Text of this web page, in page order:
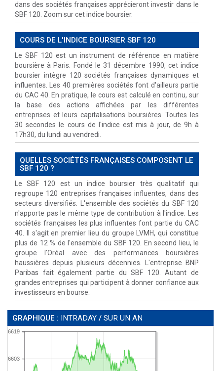
dans des sociétés françaises apprécieront investir dans le
SBF 120. Zoom sur cet indice boursier.
COURS DE L'INDICE BOURSIER SBF 120
Le SBF 120 est un instrument de référence en matière
boursière à Paris. Fondé le 31 décembre 1990, cet indice
boursier intègre 120 sociétés françaises dynamiques et
influentes. Les 40 premières sociétés font d'ailleurs partie
du CAC 40. En pratique, le cours est calculé en continu, sur
la base des actions affichées par les différentes
entreprises et leurs capitalisations boursières. Toutes les
30 secondes le cours de l'indice est mis à jour, de 9h à
17h30, du lundi au vendredi.
QUELLES SOCIÉTÉS FRANÇAISES COMPOSENT LE
SBF 120 ?
Le SBF 120 est un indice boursier très qualitatif qui
regroupe 120 entreprises françaises influentes, dans des
secteurs diversifiés. L'ensemble des sociétés du SBF 120
n'apporte pas le même type de contribution à l'indice. Les
sociétés françaises les plus influentes font partie du CAC
40. Il s'agit en premier lieu du groupe LVMH, qui constitue
plus de 12 % de l'ensemble du SBF 120. En second lieu, le
groupe l'Oréal avec des performances boursières
haussières depuis plusieurs décennies. L'entreprise BNP
Paribas fait également partie du SBF 120. Autant de
grandes entreprises qui participent à donner confiance aux
investisseurs en bourse.
GRAPHIQUE : INTRADAY / SUR UN AN
6603
6619